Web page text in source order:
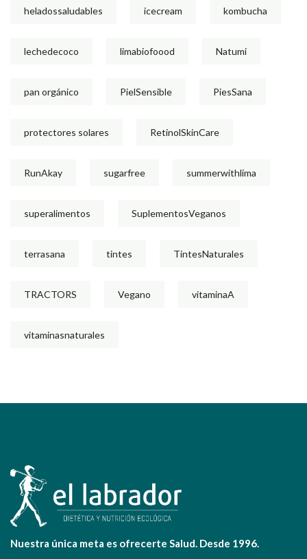
heladossaludables icecream kombucha
lechedecoco limabiofoood Natumi
pan orgánico PielSensible PiesSana
protectores solares RetinolSkinCare
RunAkay sugarfree summerwithlima
superalimentos SuplementosVeganos
terrasana tintes TintesNaturales
TRACTORS Vegano vitaminaA
vitaminasnaturales
Nuestra única meta es ofrecerte Salud. Desde 1996.